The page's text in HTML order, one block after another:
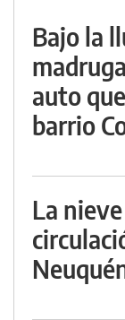
Bajo la
auto
barrio
La